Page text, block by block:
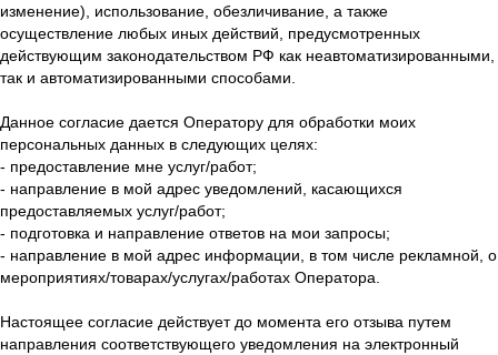
изменение), использование, обезличивание, а также
осуществление любых иных действий, предусмотренных
действующим законодательством РФ как неавтоматизированными,
так и автоматизированными способами.
Данное согласие дается Оператору для обработки моих
персональных данных в следующих целях:
- предоставление мне услуг/работ;
- направление в мой адрес уведомлений, касающихся
предоставляемых услуг/работ;
- подготовка и направление ответов на мои запросы;
- направление в мой адрес информации, в том числе рекламной, о
мероприятиях/товарах/услугах/работах Оператора.
Настоящее согласие действует до момента его отзыва путем
направления соответствующего уведомления на электронный